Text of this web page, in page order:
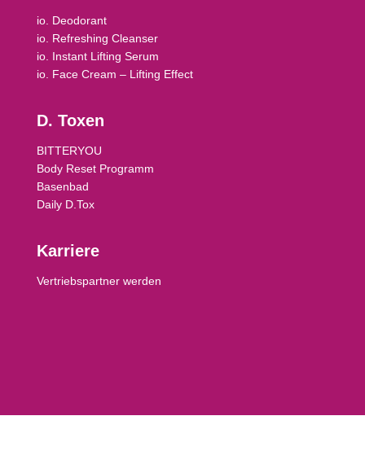
io. Deodorant
io. Refreshing Cleanser
io. Instant Lifting Serum
io. Face Cream – Lifting Effect
D. Toxen
BITTERYOU
Body Reset Programm
Basenbad
Daily D.Tox
Karriere
Vertriebspartner werden